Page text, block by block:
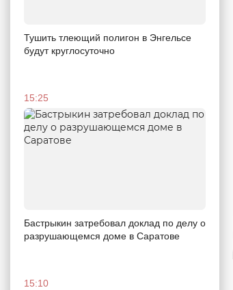
Тушить тлеющий полигон в Энгельсе
будут круглосуточно
15:25
Бастрыкин затребовал доклад по делу о
разрушающемся доме в Саратове
15:10